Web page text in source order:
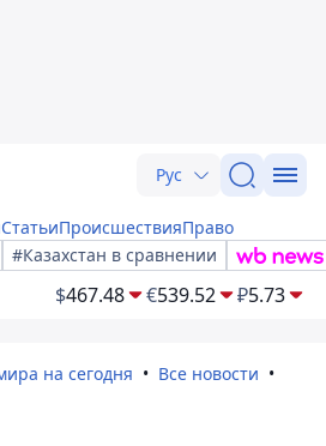
Рус
СтатьиПроисшествияПраво
#Казахстан в сравнении
$467.48 €539.52 ₽5.73
на сегодня
Все новости